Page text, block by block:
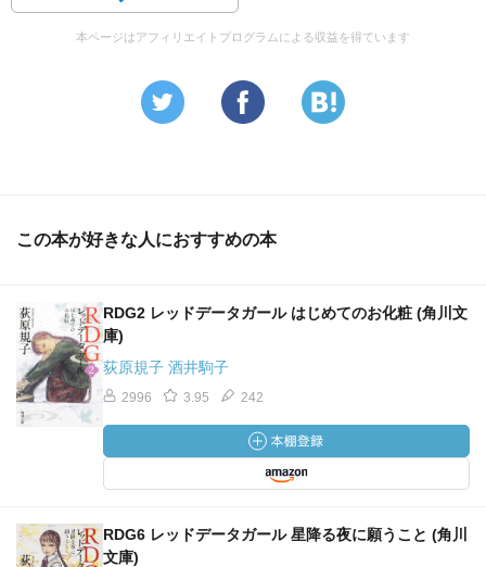
本ページはアフィリエイトプログラムによる収益を得ています
この本が好きな人におすすめの本
RDG2 レッドデータガール はじめてのお化粧 (角川文
庫)
荻原規子 酒井駒子
2996 3.95 242
RDG6 レッドデータガール 星降る夜に願うこと (角川
文庫)